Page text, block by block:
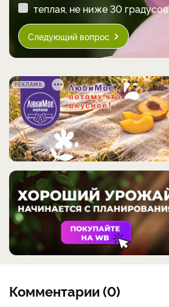
теплая, не ниже 30 градусов
Следующий вопрос
РЕКЛАМА
Комментарии (0)